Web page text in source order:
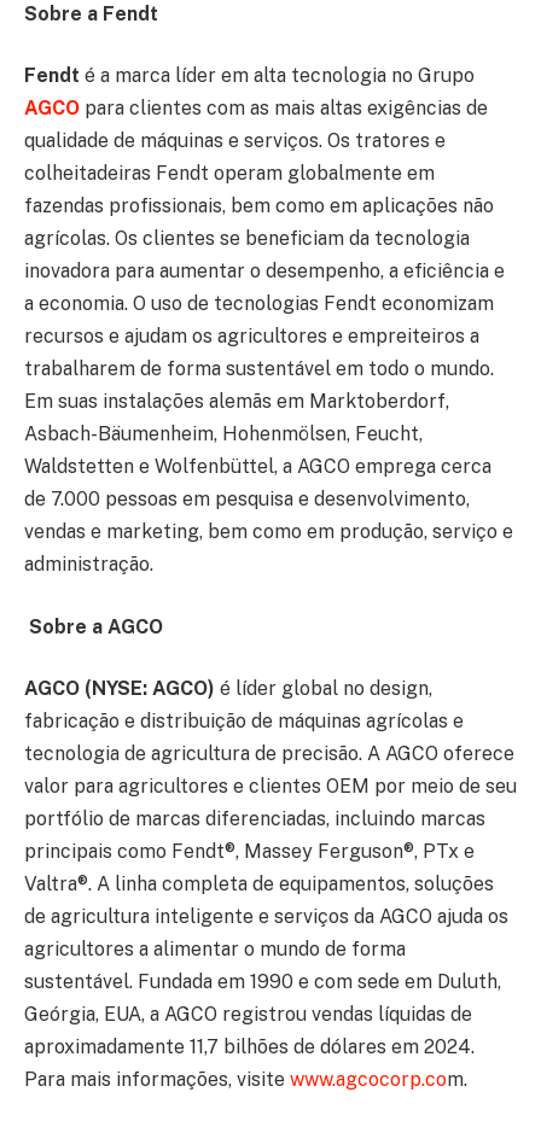
Sobre a Fendt
Fendt é a marca líder em alta tecnologia no Grupo
AGCO para clientes com as mais altas exigências de
qualidade de máquinas e serviços. Os tratores e
colheitadeiras Fendt operam globalmente em
fazendas profissionais, bem como em aplicações não
agrícolas. Os clientes se beneficiam da tecnologia
inovadora para aumentar o desempenho, a eficiência e
a economia. O uso de tecnologias Fendt economizam
recursos e ajudam os agricultores e empreiteiros a
trabalharem de forma sustentável em todo o mundo.
Em suas instalações alemãs em Marktoberdorf,
Asbach-Bäumenheim, Hohenmölsen, Feucht,
Waldstetten e Wolfenbüttel, a AGCO emprega cerca
de 7.000 pessoas em pesquisa e desenvolvimento,
vendas e marketing, bem como em produção, serviço e
administração.
Sobre a AGCO
AGCO (NYSE: AGCO) é líder global no design,
fabricação e distribuição de máquinas agrícolas e
tecnologia de agricultura de precisão. A AGCO oferece
valor para agricultores e clientes OEM por meio de seu
portfólio de marcas diferenciadas, incluindo marcas
principais como Fendt®️, Massey Ferguson®️, PTx e
Valtra®️. A linha completa de equipamentos, soluções
de agricultura inteligente e serviços da AGCO ajuda os
agricultores a alimentar o mundo de forma
sustentável. Fundada em 1990 e com sede em Duluth,
Geórgia, EUA, a AGCO registrou vendas líquidas de
aproximadamente 11,7 bilhões de dólares em 2024.
Para mais informações, visite www.agcocorp.com.